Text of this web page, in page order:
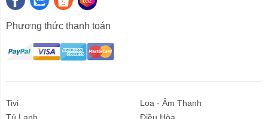
hướng thổi gió, bạn có thể tùy chọn cài đặt một trong 3
kiểu dảo gió tùy theo vị trí lắp đặt ở giữa hay ở góc
Thêm vào đó chế độ đảo gió lên xuống của máy là độc
mát nhanh hơn cho căn phòng đồng thời giúp tiết kiệm
điện.
Phương thức thanh toán
Tivi
Loa - Âm Thanh